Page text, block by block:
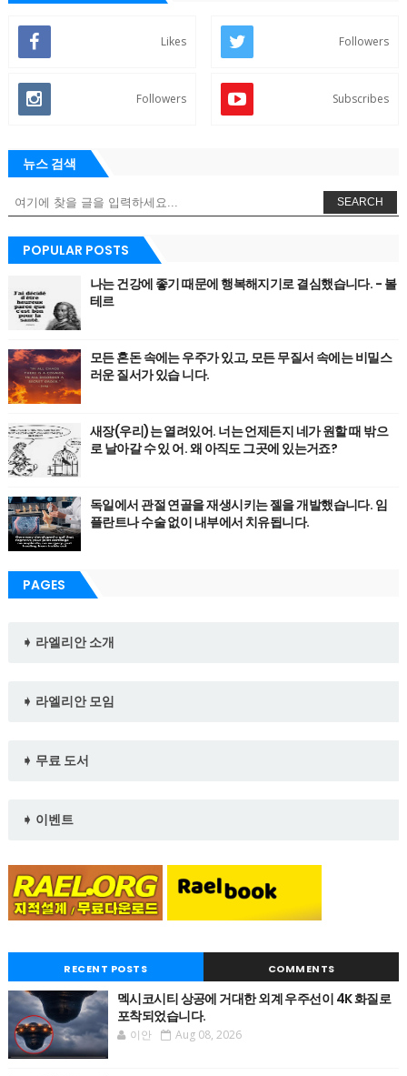
Likes Followers
Followers Subscribes
뉴스 검색
SEARCH
POPULAR POSTS
나는 건강에 좋기 때문에 행복해지기로 결심했습니다. - 볼
테르
모든 혼돈 속에는 우주가 있고, 모든 무질서 속에는 비밀스
러운 질서가 있습 니다.
새장(우리)는 열려있어. 너는 언제든지 네가 원할 때 밖으
로 날아갈 수 있 어. 왜 아직도 그곳에 있는거죠?
독일에서 관절 연골을 재생시키는 젤을 개발했습니다. 임
플란트나 수술 없이 내부에서 치유됩니다.
PAGES
➧ 라엘리안 소개
➧ 라엘리안 모임
➧ 무료 도서
➧ 이벤트
RECENT POSTS COMMENTS
멕시코시티 상공에 거대한 외계 우주선이 4K 화질로
포착되었습니다.
이안 Aug 08, 2026